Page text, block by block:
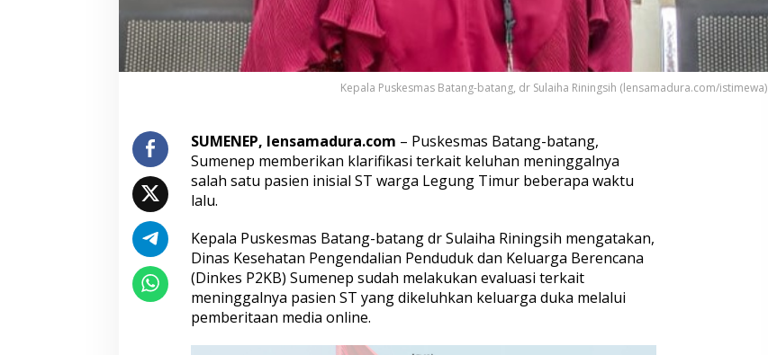
i
t
K
a
n
M
e
n
g
g
a
l
n
Kepala Puskesmas Batang-batang, dr Sulaiha Riningsih (lensamadura.com/istimewa)
SUMENEP, lensamadura.com – Puskesmas Batang-batang,
Sumenep memberikan klarifikasi terkait keluhan meninggalnya
salah satu pasien inisial ST warga Legung Timur beberapa waktu
lalu.
Kepala Puskesmas Batang-batang dr Sulaiha Riningsih mengatakan,
Dinas Kesehatan Pengendalian Penduduk dan Keluarga Berencana
(Dinkes P2KB) Sumenep sudah melakukan evaluasi terkait
meninggalnya pasien ST yang dikeluhkan keluarga duka melalui
pemberitaan media online.